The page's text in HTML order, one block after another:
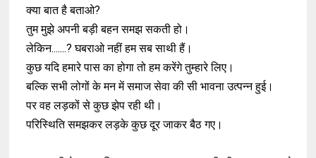
क्या बात है बताओ?
तुम मुझे अपनी बड़ी बहन समझ सकती हो।
लेकिन.......? घबराओ नहीं हम सब साथी हैं।
कुछ यदि हमारे पास का होगा तो हम करेंगे तुम्हारे लिए।
बल्कि सभी लोगों के मन में समाज सेवा की सी भावना उत्पन्न हुई।
पर वह लड़कों से कुछ झेप रही थी।
परिस्थिति समझकर लड़के कुछ दूर जाकर बैठ गए।